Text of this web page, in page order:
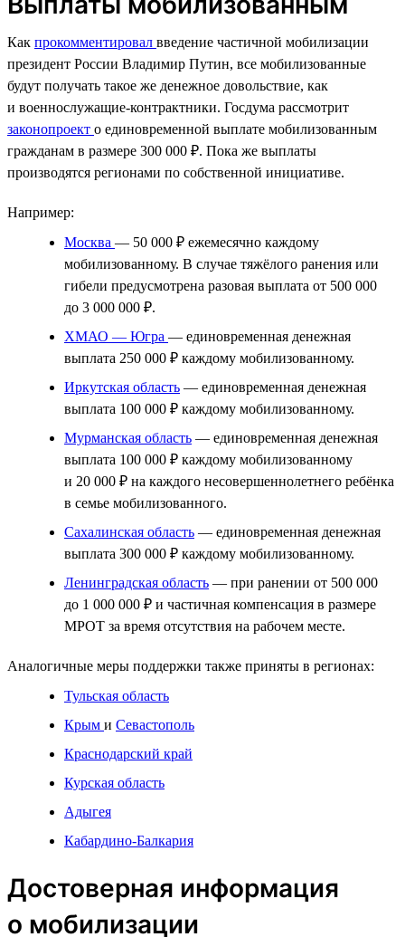
Как прокомментировал введение частичной мобилизации
президент России Владимир Путин, все мобилизованные
будут получать такое же денежное довольствие, как
и военнослужащие-контрактники. Госдума рассмотрит
законопроект о единовременной выплате мобилизованным
гражданам в размере 300 000 ₽. Пока же выплаты
производятся регионами по собственной инициативе.
Например:
Москва — 50 000 ₽ ежемесячно каждому
мобилизованному. В случае тяжёлого ранения или
гибели предусмотрена разовая выплата от 500 000
до 3 000 000 ₽.
ХМАО — Югра — единовременная денежная
выплата 250 000 ₽ каждому мобилизованному.
Иркутская область — единовременная денежная
выплата 100 000 ₽ каждому мобилизованному.
Мурманская область — единовременная денежная
выплата 100 000 ₽ каждому мобилизованному
и 20 000 ₽ на каждого несовершеннолетнего ребёнка
в семье мобилизованного.
Сахалинская область — единовременная денежная
выплата 300 000 ₽ каждому мобилизованному.
Ленинградская область — при ранении от 500 000
до 1 000 000 ₽ и частичная компенсация в размере
МРОТ за время отсутствия на рабочем месте.
Аналогичные меры поддержки также приняты в регионах:
Тульская область
Крым и Севастополь
Краснодарский край
Курская область
Адыгея
Кабардино-Балкария
Достоверная информация
о мобилизации